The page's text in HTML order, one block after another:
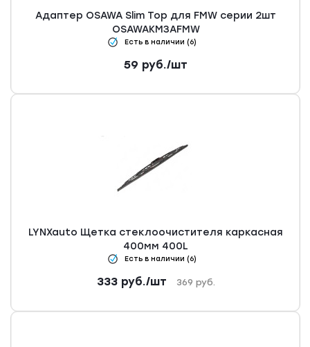
Адаптер OSAWA Slim Top для FMW серии 2шт
OSAWAKM3AFMW
Есть в наличии (6)
59 руб./шт
LYNXauto Щетка стеклоочистителя каркасная
400мм 400L
Есть в наличии (6)
333руб./шт 369 руб.